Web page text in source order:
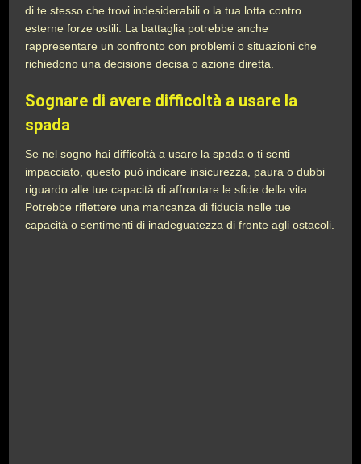
di te stesso che trovi indesiderabili o la tua lotta contro
esterne forze ostili. La battaglia potrebbe anche
rappresentare un confronto con problemi o situazioni che
richiedono una decisione decisa o azione diretta.
Sognare di avere difficoltà a usare la
spada
Se nel sogno hai difficoltà a usare la spada o ti senti
impacciato, questo può indicare insicurezza, paura o dubbi
riguardo alle tue capacità di affrontare le sfide della vita.
Potrebbe riflettere una mancanza di fiducia nelle tue
capacità o sentimenti di inadeguatezza di fronte agli ostacoli.